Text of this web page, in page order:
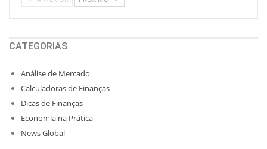
CATEGORIAS
Análise de Mercado
Calculadoras de Finanças
Dicas de Finanças
Economia na Prática
News Global